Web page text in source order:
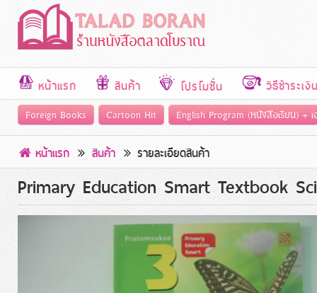
หน้าแรก สินค้า โปรโมชั่น วิธีชำระเงิ
Foreign Books Cartoon Hit English Program (หนังสือเรียน) +
หน้าแรก สินค้า รายละเอียดสินค้า
Primary Education Smart Textbook